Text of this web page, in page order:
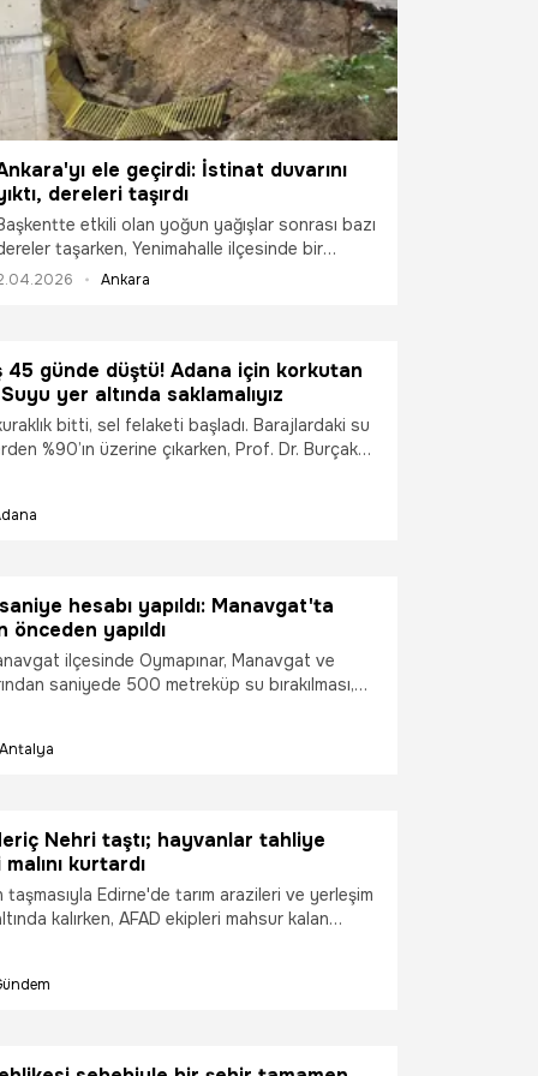
yatırımın startı bu yaz veriliyor.
ele geçirdi: İstinat duvarını
dereleri taşırdı
etkili olan yoğun yağışlar sonrası bazı
taşarken, Yenimahalle ilçesinde bir
istinat duvarı çöktü.
Ankara
45 günde düştü! Adana için korkutan
yer altında saklamalıyız
bitti, sel felaketi başladı. Barajlardaki su
%90’ın üzerine çıkarken, Prof. Dr. Burçak
hesabı yapıldı: Manavgat'ta
önceden yapıldı
ilçesinde Oymapınar, Manavgat ve
saniyede 500 metreküp su bırakılması,
Antalya
Nehri taştı; hayvanlar tahliye
kurtardı
taşmasıyla Edirne'de tarım arazileri ve yerleşim
kalırken, AFAD ekipleri mahsur kalan